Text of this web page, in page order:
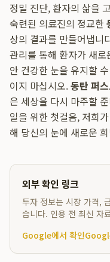
정밀 진단, 환자의 삶을
숙련된 의료진의 정교한
상의 결과를 만들어냅니
관리를 통해 환자가 새
안 건강한 눈을 유지할
이지 마십시오.동탄 퍼
은 세상을 다시 마주할
일을 위한 첫걸음, 저희
해 당신의 눈에 새로운
외부 확인 링크
투자 정보는 시장 가격,
습니다. 인용 전 최신 자
Google에서 확인